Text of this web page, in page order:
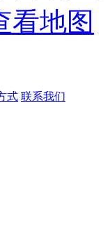
看地图
式 联系我们